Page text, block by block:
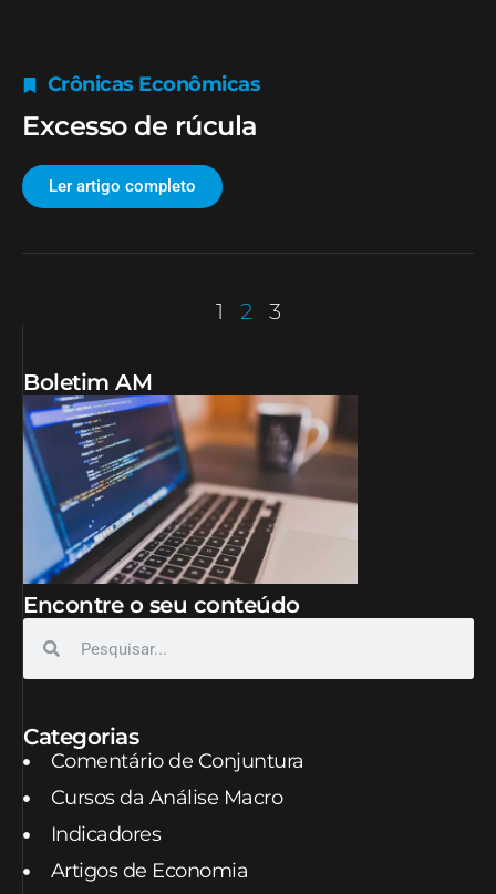
Crônicas Econômicas
Excesso de rúcula
Ler artigo completo
1 2 3
Boletim AM
Encontre o seu conteúdo
Categorias
Comentário de Conjuntura
Cursos da Análise Macro
Indicadores
Artigos de Economia